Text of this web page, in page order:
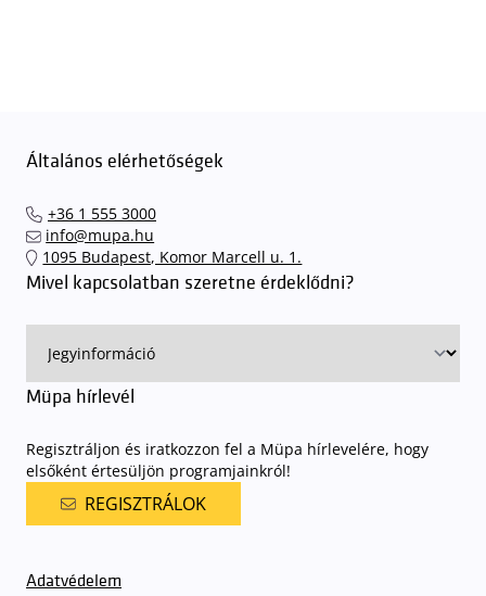
Általános elérhetőségek
+36 1 555 3000
info@mupa.hu
1095 Budapest, Komor Marcell u. 1.
Mivel kapcsolatban szeretne érdeklődni?
Müpa hírlevél
Regisztráljon és iratkozzon fel a Müpa hírlevelére, hogy
elsőként értesüljön programjainkról!
REGISZTRÁLOK
Adatvédelem